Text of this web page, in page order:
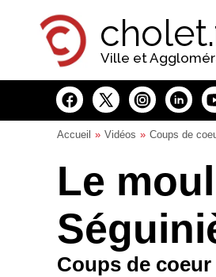
Ville et
Accueil Vidéos Coups de
Le
Coups de coeur